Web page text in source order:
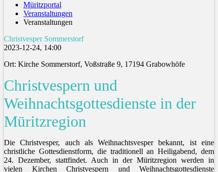
Müritzportal
Veranstaltungen
Veranstaltungen
Christvesper Sommerstorf
2023-12-24, 14:00
Ort: Kirche Sommerstorf, Voßstraße 9, 17194 Grabowhöfe
Christvespern und
Weihnachtsgottesdienste in der
Müritzregion
Die Christvesper, auch als Weihnachtsvesper bekannt, ist eine
christliche Gottesdienstform, die traditionell an Heiligabend, dem
24. Dezember, stattfindet. Auch in der Müritzregion werden in
vielen Kirchen Christvespern und Weihnachtsgottesdienste